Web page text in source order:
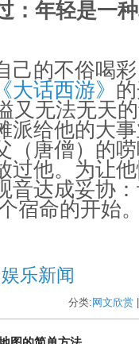
年轻是一
的不俗喝彩
《大话西游》
无法无天
派给他的大
（唐僧）的
过他。为让
音达成妥协
宿命的开始
娱乐新闻
分类: 网文欣赏